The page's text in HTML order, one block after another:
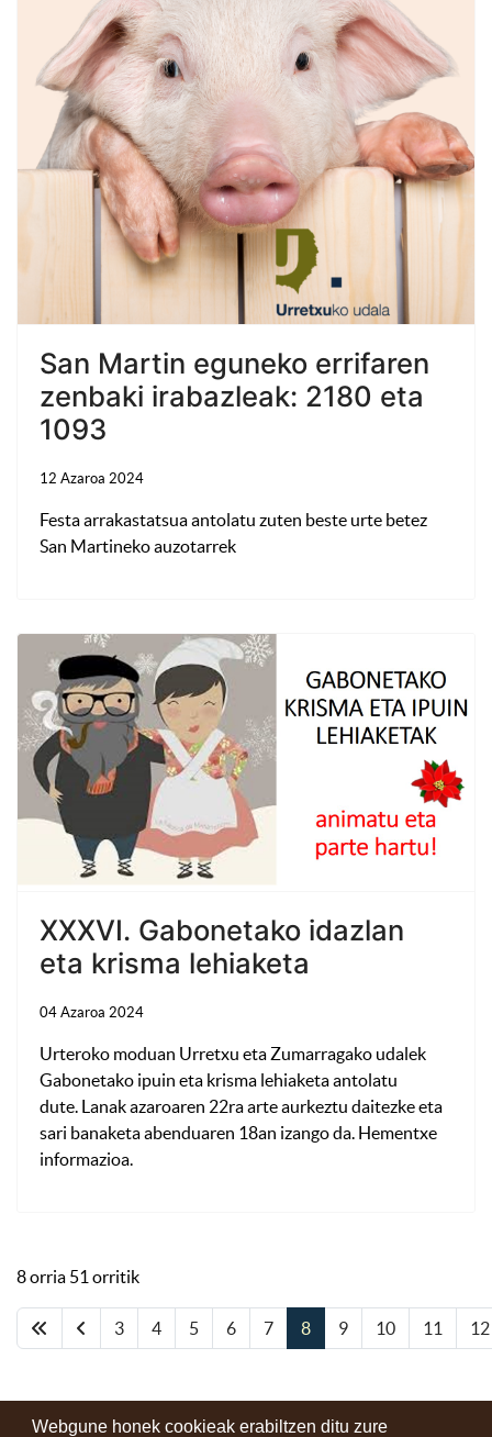
Webgune honek cookieak erabiltzen ditu zure
San Martin eguneko errifaren
zenbaki irabazleak: 2180 eta
1093
12 Azaroa 2024
Festa arrakastatsua antolatu zuten beste urte betez
San Martineko auzotarrek
XXXVI. Gabonetako idazlan
eta krisma lehiaketa
04 Azaroa 2024
Urteroko moduan Urretxu eta Zumarragako udalek
Gabonetako ipuin eta krisma lehiaketa antolatu
dute. Lanak azaroaren 22ra arte aurkeztu daitezke eta
sari banaketa abenduaren 18an izango da. Hementxe
informazioa.
8 orria 51 orritik
3 4 5 6 7 8 9 10 11 12